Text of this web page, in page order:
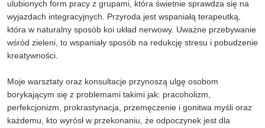
ulubionych form pracy z grupami, która świetnie sprawdza się na
wyjazdach integracyjnych. Przyroda jest wspaniałą terapeutką,
która w naturalny sposób koi układ nerwowy. Uważne przebywanie
wśród zieleni, to wspaniały sposób na redukcję stresu i pobudzenie
kreatywności.
Moje warsztaty oraz konsultacje przynoszą ulgę osobom
borykającym się z problemami takimi jak: pracoholizm,
perfekcjonizm, prokrastynacja, przemęczenie i gonitwa myśli oraz
każdemu, kto wyrósł w przekonaniu, że odpoczynek jest dla